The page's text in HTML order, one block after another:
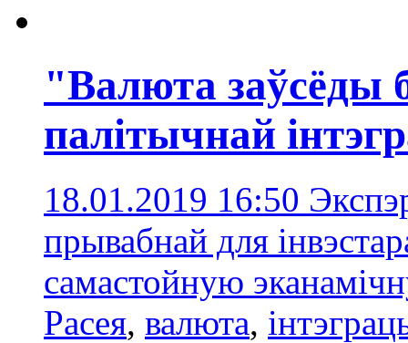
"Валюта заўсёды
палітычнай
18.01.2019 16:50
прывабнай для
самастойную
Расея, валюта,